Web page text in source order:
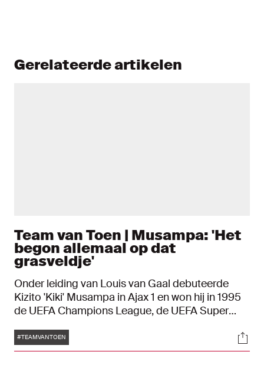
Gerelateerde artikelen
Team van Toen | Musampa: 'Het
begon allemaal op dat
grasveldje'
Onder leiding van Louis van Gaal debuteerde
Kizito 'Kiki' Musampa in Ajax 1 en won hij in 1995
de UEFA Champions League, de UEFA Super
Musampa op 21 augustus 1996 het eerste
doelpunt voor Ajax in de toenmalige Amsterdam
Tags
#TEAMVANTOEN